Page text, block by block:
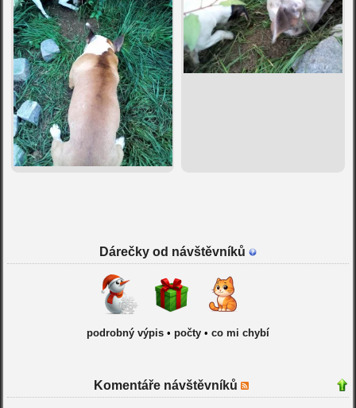
Dárečky od návštěvníků
podrobný výpis• počty• co mi chybí
Komentáře návštěvníků